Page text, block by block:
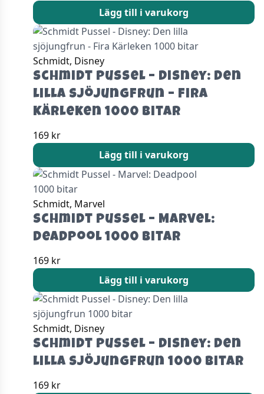
Lägg till i varukorg
Schmidt, Disney
Schmidt Pussel – Disney: Den
lilla sjöjungfrun – Fira
Kärleken 1000 bitar
169 kr
Lägg till i varukorg
Schmidt, Marvel
Schmidt Pussel – Marvel:
Deadpool 1000 bitar
169 kr
Lägg till i varukorg
Schmidt, Disney
Schmidt Pussel – Disney: Den
lilla sjöjungfrun 1000 bitar
169 kr